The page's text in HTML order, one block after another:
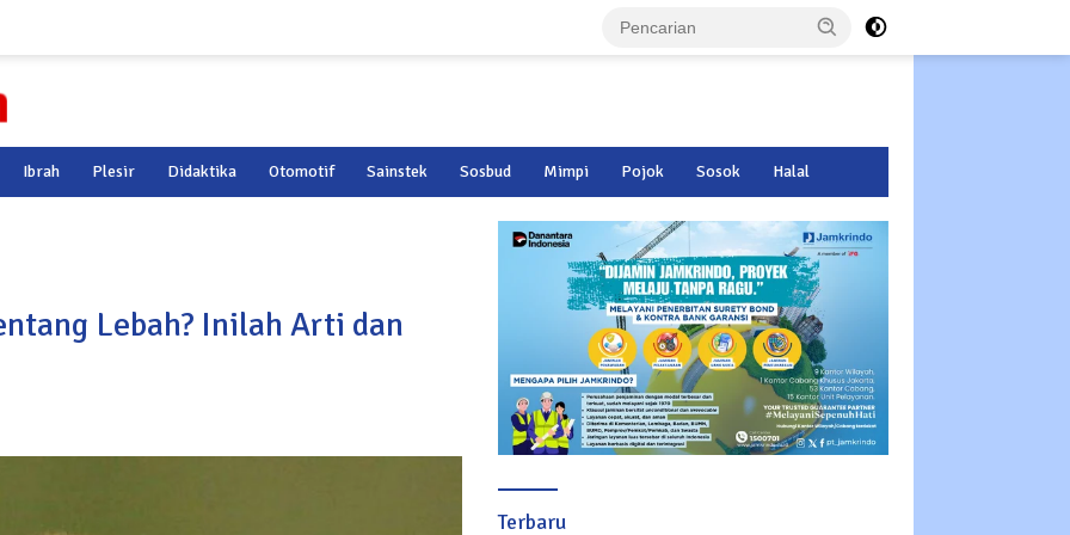
Ibrah Plesir Didaktika Otomotif Sainstek Sosbud Mimpi Pojok Sosok Halal
Lebah? Inilah Arti dan
Terbaru